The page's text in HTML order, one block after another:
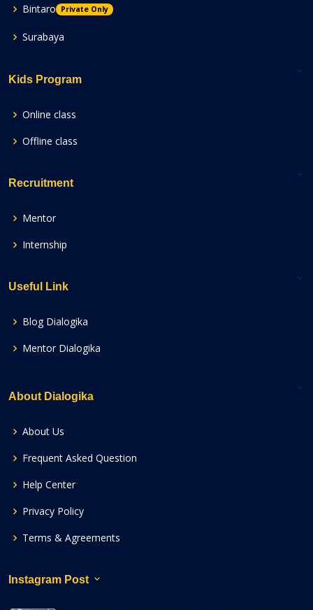
Bintaro
Private Only
Surabaya
Kids Program
Online class
Offline class
Recruitment
Mentor
Internship
Useful Link
Blog Dialogika
Mentor Dialogika
About Dialogika
About Us
Frequent Asked Question
Help Center
Privacy Policy
Terms & Agreements
Instagram Post